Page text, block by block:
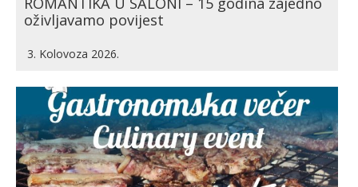
oživljavamo povijest
3. Kolovoza 2026.